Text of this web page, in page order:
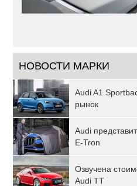
НОВОСТИ МАРКИ
Audi A1
рынок
Audi
E-Tron
Озвучена
Audi TT